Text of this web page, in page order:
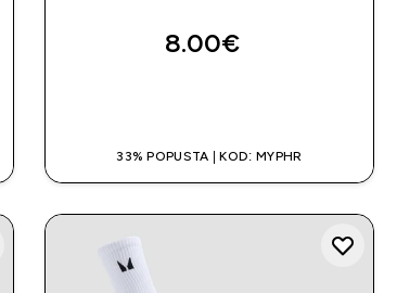
8.00€‎
33% POPUSTA | KOD: MYPHR